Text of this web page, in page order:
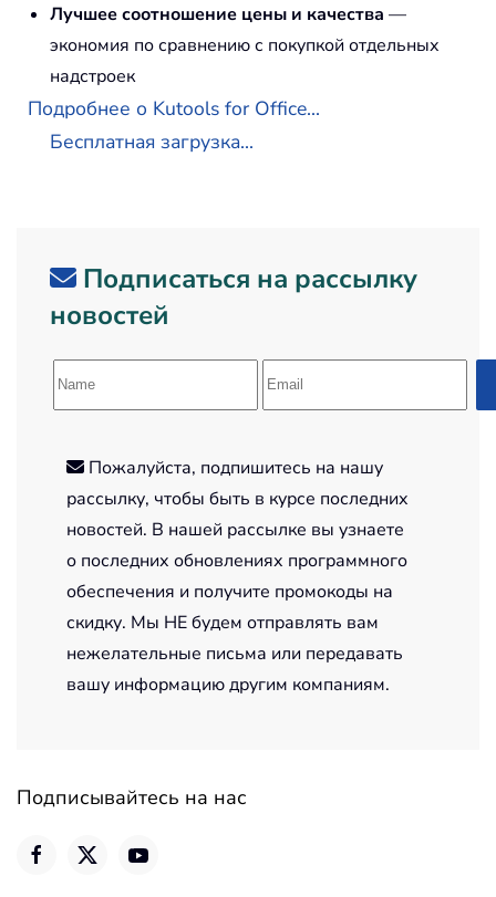
Лучшее соотношение цены и качества —
экономия по сравнению с покупкой отдельных
надстроек
Подробнее о Kutools for Office...
Бесплатная загрузка...
Подписаться на рассылку
новостей
Пожалуйста, подпишитесь на нашу
рассылку, чтобы быть в курсе последних
новостей. В нашей рассылке вы узнаете
о последних обновлениях программного
обеспечения и получите промокоды на
скидку. Мы НЕ будем отправлять вам
нежелательные письма или передавать
вашу информацию другим компаниям.
Подписывайтесь на нас